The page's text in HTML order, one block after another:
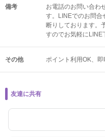
備考
お電話のお問い合わ
す。LINEでのお問
断りしております。
すのでお気軽にLINE
その他 ポイント利用OK 即
友達に共有